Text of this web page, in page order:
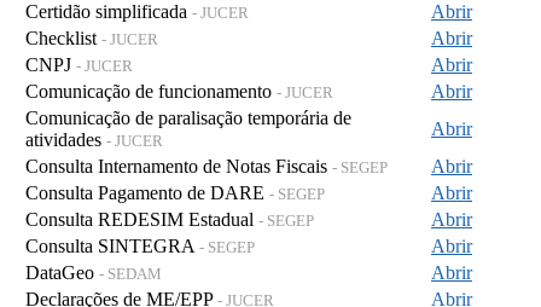
Certidão simplificada - JUCER
Abrir
Checklist - JUCER
Abrir
CNPJ - JUCER
Abrir
Comunicação de funcionamento - JUCER
Abrir
Comunicação de paralisação temporária de
atividades - JUCER
Abrir
Consulta Internamento de Notas Fiscais - SEGEP
Abrir
Consulta Pagamento de DARE - SEGEP
Abrir
Consulta REDESIM Estadual - SEGEP
Abrir
Consulta SINTEGRA - SEGEP
Abrir
DataGeo - SEDAM
Abrir
Declarações de ME/EPP - JUCER Abrir